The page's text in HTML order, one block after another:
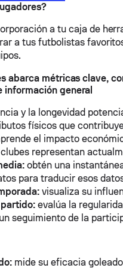
a tu caja de
a tus futbolistas
abarca métricas clave,
general
y la longevidad
físicos que
el impacto
representan
obtén una
para traducir esos
visualiza su
evalúa la
seguimiento de la
mide su eficacia